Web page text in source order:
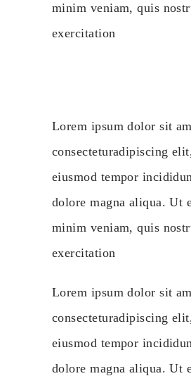
minim veniam, quis
exercitation
Lorem ipsum dolor sit
consecteturadipiscing
eiusmod tempor
dolore magna aliqua. Ut
minim veniam, quis
exercitation
Lorem ipsum dolor sit
consecteturadipiscing
eiusmod tempor
dolore magna aliqua. Ut